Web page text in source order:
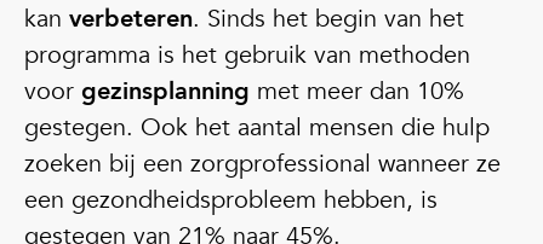
kan verbeteren. Sinds het begin van het
programma is het gebruik van methoden
voor gezinsplanning met meer dan 10%
gestegen. Ook het aantal mensen die hulp
zoeken bij een zorgprofessional wanneer ze
een gezondheidsprobleem hebben, is
gestegen van 21% naar 45%.